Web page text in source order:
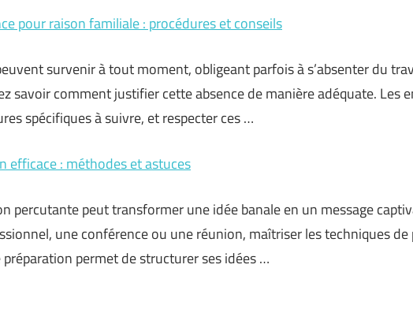
pour raison familiale : procédures et conseils
survenir à tout moment, obligeant parfois à s’absenter du
savoir comment justifier cette absence de manière adéquate. Les
spécifiques à suivre, et respecter ces …
efficace : méthodes et astuces
percutante peut transformer une idée banale en un message
une conférence ou une réunion, maîtriser les techniques
permet de structurer ses idées …